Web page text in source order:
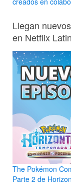
Llegan
en Netflix
The Pokémon
Parte 2 de